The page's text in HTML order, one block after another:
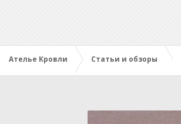
Ателье Кровли Статьи и обзоры